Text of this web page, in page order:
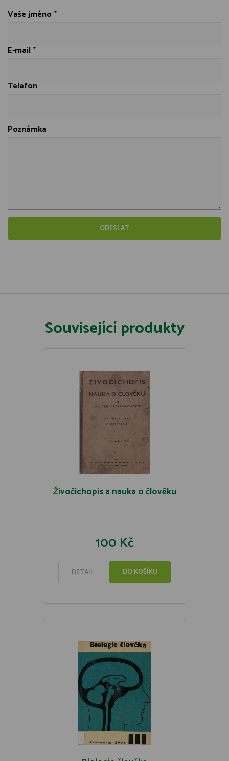
Vaše jméno *
E-mail *
Telefon
Poznámka
Související produkty
Živočichopis a nauka o člověku
100 Kč
DETAIL DO KOŠÍKU